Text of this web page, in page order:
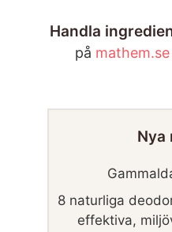
Handla
på mathem.se
Nya
8 naturliga
effektiva,